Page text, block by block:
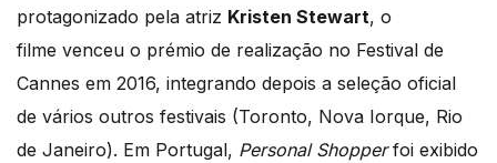
protagonizado pela atriz Kristen Stewart, o
filme venceu o prémio de realização no Festival de
Cannes em 2016, integrando depois a seleção oficial
de vários outros festivais (Toronto, Nova Iorque, Rio
de Janeiro). Em Portugal, Personal Shopperfoi exibido